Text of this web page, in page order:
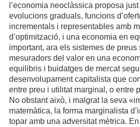
l’economia neoclàssica proposa
evolucions graduals, funcions
incrementals i representables amb
d’optimització, i una economia en
important, ara els sistemes de
mesuradors del valor en una
equilibris i buidatges de mercat
desenvolupament capitalista que
entre preu i utilitat marginal, o entre
No obstant això, i malgrat la seva
matemàtica, la forma marginalista
topar amb una adversitat mètrica.